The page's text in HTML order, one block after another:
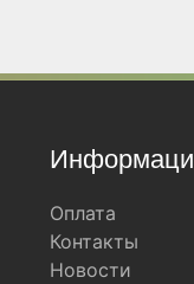
Оплата
Контакты
Новости